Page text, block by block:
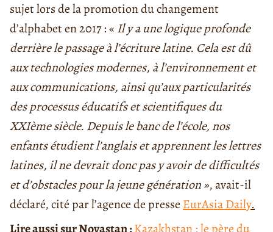
sujet lors de la promotion du changement
d’alphabet en 2017 : « Il y a une logique profonde
derrière le passage à l’écriture latine. Cela est dû
aux technologies modernes, à l’environnement et
aux communications, ainsi qu’aux particularités
des processus éducatifs et scientifiques du
XXIème siècle. Depuis le banc de l’école, nos
enfants étudient l’anglais et apprennent les lettres
latines, il ne devrait donc pas y avoir de difficultés
et d’obstacles pour la jeune génération », avait-il
déclaré, cité par l’agence de presse EurAsia Daily.
Lire aussi sur Novastan :Kazakhstan : le père du